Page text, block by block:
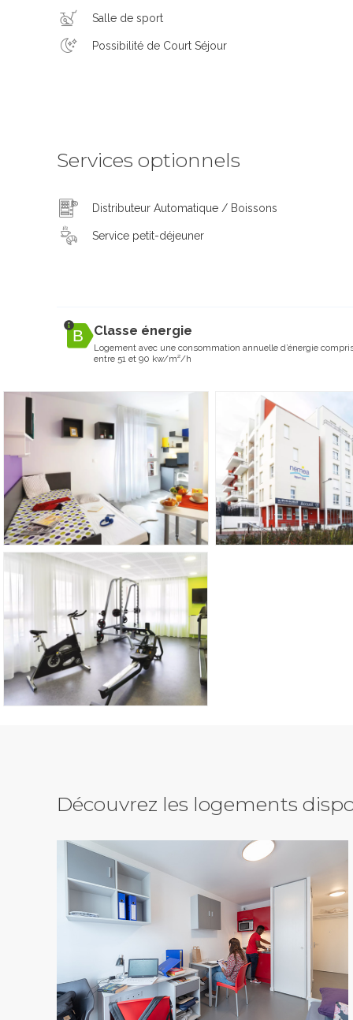
Salle de sport
Possibilité de Court Séjour
Services optionnels
Distributeur Automatique / Boissons
Service petit-déjeuner
Classe énergie
Logement avec une consommation annuelle d’énergie
entre 51 et 90 kw/m²/h
Découvrez les logements